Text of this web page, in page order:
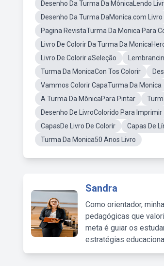
Desenho Da Turma Da MônicaLendo
Desenho Da Turma DaMonica.com Livro
Pagina RevistaTurma Da Monica Para
Livro De Colorir Da Turma Da
Livro De Colorir aSeleção
Turma Da MonicaCon Tos Colorir
Vammos Colorir CapaTurma Da Monica
A Turma Da MônicaPara Pintar
Desenho De LivroColorido Para Imprimir
CapasDe Livro De Colorir
Capas De
Turma Da Monica50 Anos Livro
Sandra
Como orientador,
pedagógicas que
meta é guiar os
estratégias